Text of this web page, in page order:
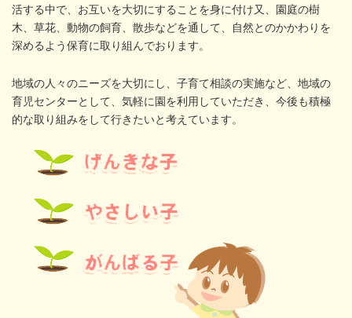
活する中で、お互いを大切にすることを身に付け又、園庭の樹
木、草花、動物の飼育、散歩などを通して、自然とのかかわりを
深めるよう保育に取り組んでおります。
地域の人々のニーズを大切にし、子育て相談の実施など、地域の
育児センターとして、気軽に園を利用していただき、今後も積極
的な取り組みをして行きたいと考えています。